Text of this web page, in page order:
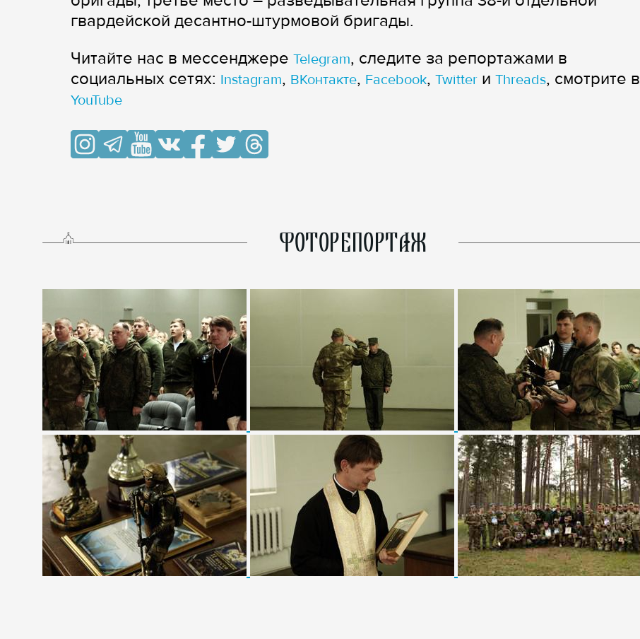
гвардейской десантно-штурмовой бригады.
Читайте нас в мессенджере Telegram, следите за репортажами в
cоциальных сетях: Instagram, ВКонтакте, Facebook, Twitter и Threads, смотрите в
YouTube
ФОТОРЕПОРТАЖ